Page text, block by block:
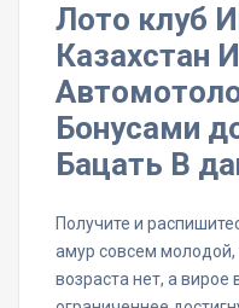
Лото клуб
Казахстан
Бонусами
Бацать В
Получите и
амур совсем молодой,
возраста нет, а вирое